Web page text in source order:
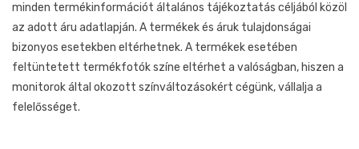
minden termékinformációt általános tájékoztatás céljából közöl
az adott áru adatlapján. A termékek és áruk tulajdonságai
bizonyos esetekben eltérhetnek. A termékek esetében
feltüntetett termékfotók színe eltérhet a valóságban, hiszen a
monitorok által okozott színváltozásokért cégünk, vállalja a
felelősséget.